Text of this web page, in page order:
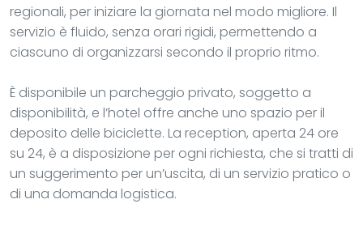
regionali, per iniziare la giornata nel modo migliore. Il
servizio è fluido, senza orari rigidi, permettendo a
ciascuno di organizzarsi secondo il proprio ritmo.
È disponibile un parcheggio privato, soggetto a
disponibilità, e l’hotel offre anche uno spazio per il
deposito delle biciclette. La reception, aperta 24 ore
su 24, è a disposizione per ogni richiesta, che si tratti di
un suggerimento per un’uscita, di un servizio pratico o
di una domanda logistica.